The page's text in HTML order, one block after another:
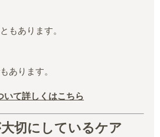
もあります。
あります。
いて詳しくはこちら
切にしているケア